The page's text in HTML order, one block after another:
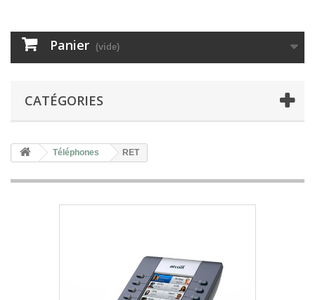
Panier (vide)
CATÉGORIES
Téléphones RET